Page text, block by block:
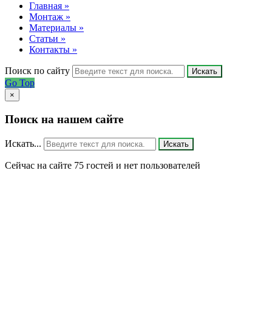
Главная »
Монтаж »
Материалы »
Статьи »
Контакты »
Поиск по сайту Искать
Go Top
×
Поиск на нашем сайте
Искать... Искать
Сейчас на сайте 75 гостей и нет пользователей